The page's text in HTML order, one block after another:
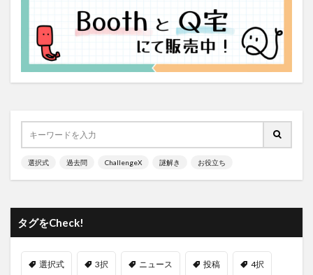
選択式 過去問 ChallengeX 謎解き お役立ち
タグをCheck!
選択式 3択 ニュース 投稿 4択